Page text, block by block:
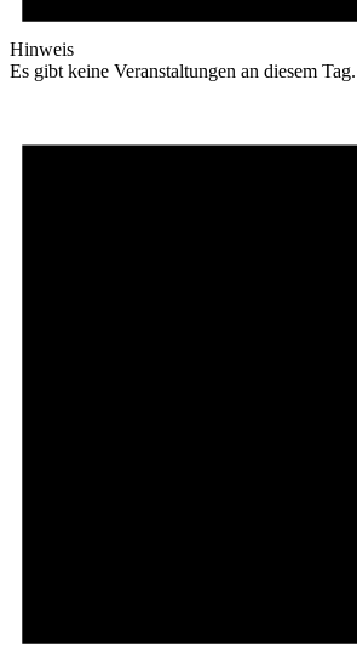
Hinweis
Es gibt keine Veranstaltungen an diesem Tag.